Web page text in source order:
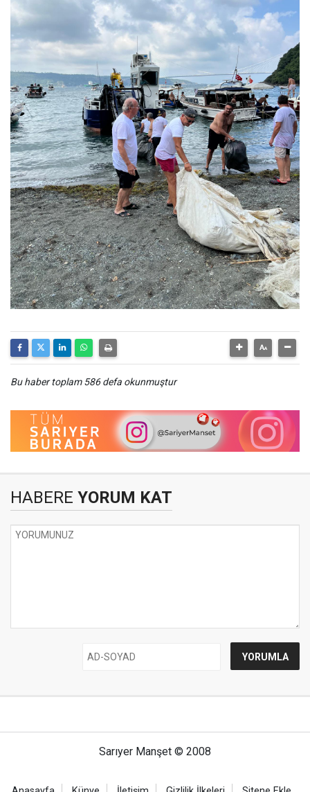
Bu haber toplam 586 defa okunmuştur
HABERE YORUM KAT
Sarıyer Manşet © 2008